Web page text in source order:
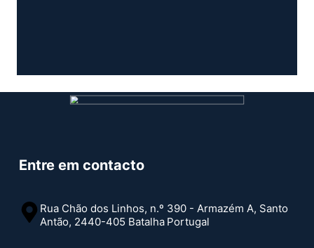
Entre em contacto
Rua Chão dos Linhos, n.º 390 - Armazém A, Santo
Antão, 2440-405 Batalha Portugal